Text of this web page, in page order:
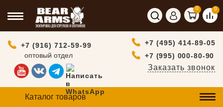
0 0
+7 (916) 712-59-99
оптовый отдел
+7 (495) 414-89-05
+7 (995) 000-80-90
Заказать звонок
Каталог товаров